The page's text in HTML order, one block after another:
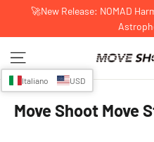
contenuto
🚀New Release: NOMAD
Navigazione del sito
Move Shoot Move
Italiano USD